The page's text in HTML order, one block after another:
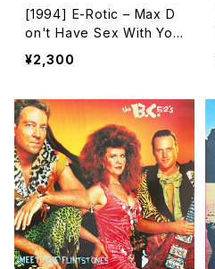
[1994] E-Rotic – Max D
on't Have Sex With You
r Ex [Blow Up]
¥2,300